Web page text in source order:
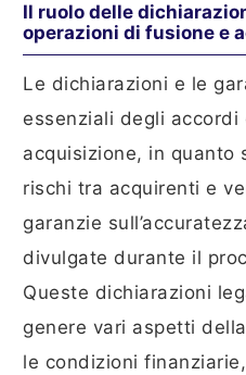
Il ruolo delle
operazioni di fusione e
Le dichiarazioni e le
essenziali degli accordi
acquisizione, in quanto
rischi tra acquirenti e
garanzie
divulgate durante il
Queste dichiarazioni
genere vari aspetti
le condizioni